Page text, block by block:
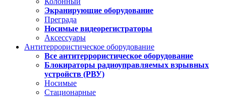
Экранирующие оборудование
Преграда
Носимые видеорегистраторы
Аксессуары
Антитеррористическое оборудование
Все антитеррористическое оборудование
Блокираторы радиоуправляемых взрывных
устройств (РВУ)
Носимые
Стационарные